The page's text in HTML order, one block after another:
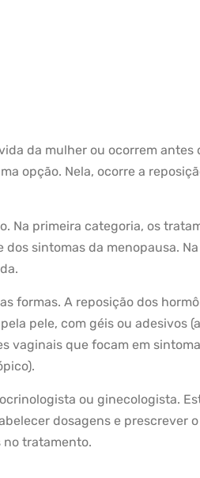
da mulher ou ocorrem antes
opção. Nela, ocorre a
Na primeira categoria, os
sintomas da menopausa.
formas. A reposição dos
pele, com géis ou adesivos
vaginais que focam em
ou ginecologista.
dosagens e prescrever
no tratamento.